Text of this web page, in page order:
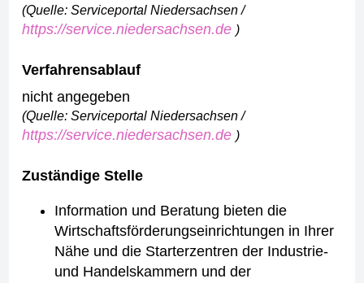
(Quelle: Serviceportal Niedersachsen /
https://service.niedersachsen.de )
Verfahrensablauf
nicht angegeben
(Quelle: Serviceportal Niedersachsen /
https://service.niedersachsen.de )
Zuständige Stelle
Information und Beratung bieten die
Wirtschaftsförderungseinrichtungen in Ihrer
Nähe und die Starterzentren der Industrie-
und Handelskammern und der